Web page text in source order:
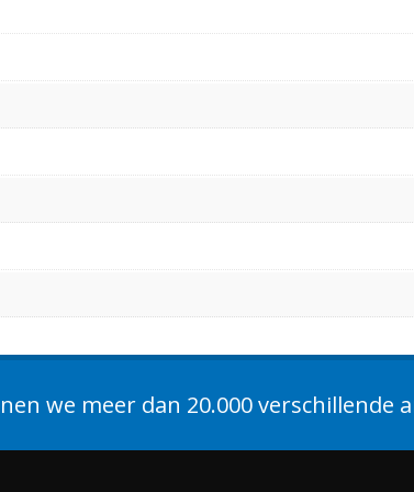
we meer dan 20.000 verschillende